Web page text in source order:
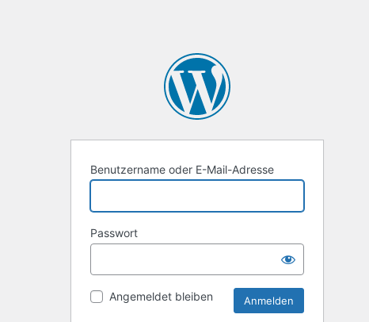
Benutzername oder E-Mail-Adresse
Passwort
Angemeldet bleiben